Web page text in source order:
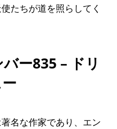
たちが道を照らしてく
ー835 – ドリ
名な作家であり、エン